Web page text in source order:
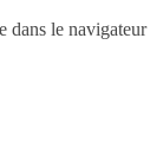
dans le navigateur